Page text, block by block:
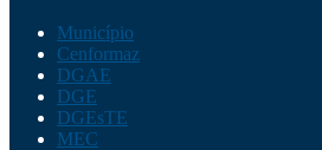
Município
Cenformaz
DGAE
DGE
DGEsTE
MEC